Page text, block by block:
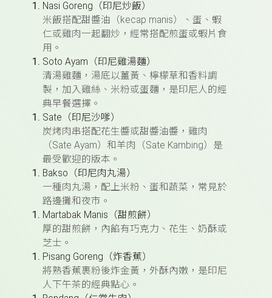
Nasi Goreng （印尼炒飯）
米飯搭配甜醬油（ kecap manis）、蛋、蝦
仁或雞肉一起翻炒，經常搭配煎蛋或蝦片食
用。
Soto Ayam （印尼雞湯麵）
清湯雞麵，湯底以薑黃、檸檬草和香料調
製，加入雞絲、米粉或蛋麵，是印尼人的經
典早餐選擇。
Sate （印尼沙嗲）
炭烤肉串搭配花生醬或甜醬油醬，雞肉
（Sate Ayam）和羊肉（Sate Kambing）是
最受歡迎的版本。
Bakso （印尼肉丸湯）
一種肉丸湯，配上米粉、蛋和蔬菜，常見於
路邊攤和夜市。
Martabak Manis （甜煎餅）
厚的甜煎餅，內餡有巧克力、花生、奶酥或
芝士。
Pisang Goreng （炸香蕉）
將熟香蕉裹粉後炸金黃，外酥內嫩，是印尼
人下午茶的經典點心。